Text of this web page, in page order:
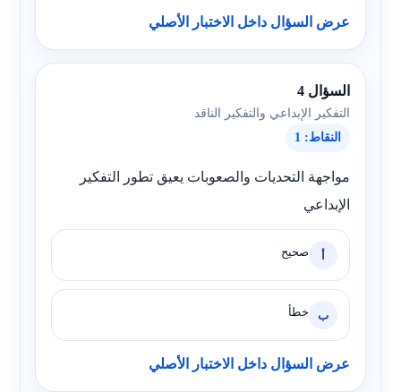
عرض السؤال داخل الاختبار الأصلي
السؤال 4
التفكير الإبداعي والتفكير الناقد
النقاط: 1
مواجهة التحديات والصعوبات يعيق تطور التفكير
الإبداعي
أ صحيح
ب خطأ
عرض السؤال داخل الاختبار الأصلي